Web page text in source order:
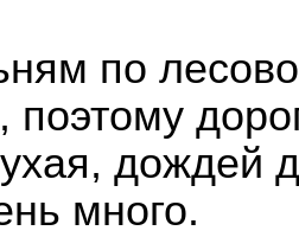
по
поэтому
дождей
много.